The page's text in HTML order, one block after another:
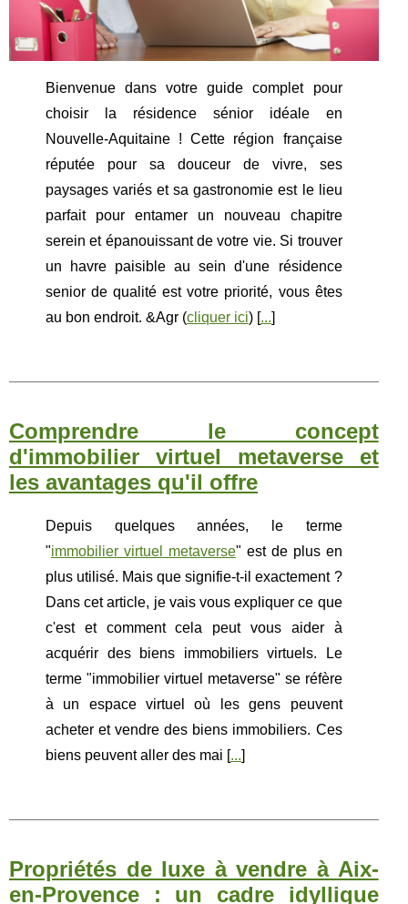
Bienvenue dans votre guide complet pour
choisir la résidence sénior idéale en
Nouvelle-Aquitaine ! Cette région française
réputée pour sa douceur de vivre, ses
paysages variés et sa gastronomie est le lieu
parfait pour entamer un nouveau chapitre
serein et épanouissant de votre vie. Si trouver
un havre paisible au sein d'une résidence
senior de qualité est votre priorité, vous êtes
au bon endroit. &Agr (cliquer ici) [...]
Comprendre le concept
d'immobilier virtuel metaverse et
les avantages qu'il offre
Depuis quelques années, le terme
"immobilier virtuel metaverse" est de plus en
plus utilisé. Mais que signifie-t-il exactement ?
Dans cet article, je vais vous expliquer ce que
c'est et comment cela peut vous aider à
acquérir des biens immobiliers virtuels. Le
terme "immobilier virtuel metaverse" se réfère
à un espace virtuel où les gens peuvent
acheter et vendre des biens immobiliers. Ces
biens peuvent aller des mai [...]
Propriétés de luxe à vendre à Aix-
en-Provence : un cadre idyllique